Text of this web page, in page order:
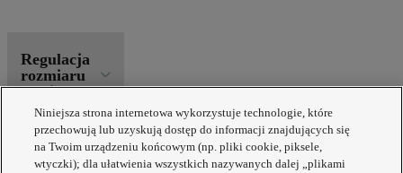
Regulacja
rozmiaru
wypieku
Niniejsza strona internetowa wykorzystuje technologie, które
przechowują lub uzyskują dostęp do informacji znajdujących się
na Twoim urządzeniu końcowym (np. pliki cookie, piksele,
wtyczki); dla ułatwienia wszystkich nazywanych dalej „plikami